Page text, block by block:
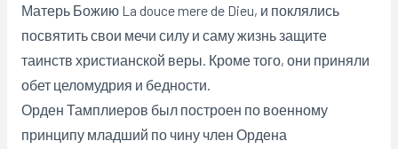
Матерь Божию La douce mere de Dieu, и поклялись
посвятить свои мечи силу и саму жизнь защите
таинств христианской веры. Кроме того, они приняли
обет целомудрия и бедности.
Орден Тамплиеров был построен по военному
принципу младший по чину член Ордена